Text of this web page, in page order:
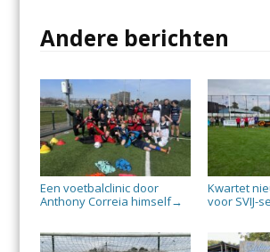
Andere berichten
Een voetbalclinic door
Anthony Correia himself→
Kwartet
voor SVIJ-